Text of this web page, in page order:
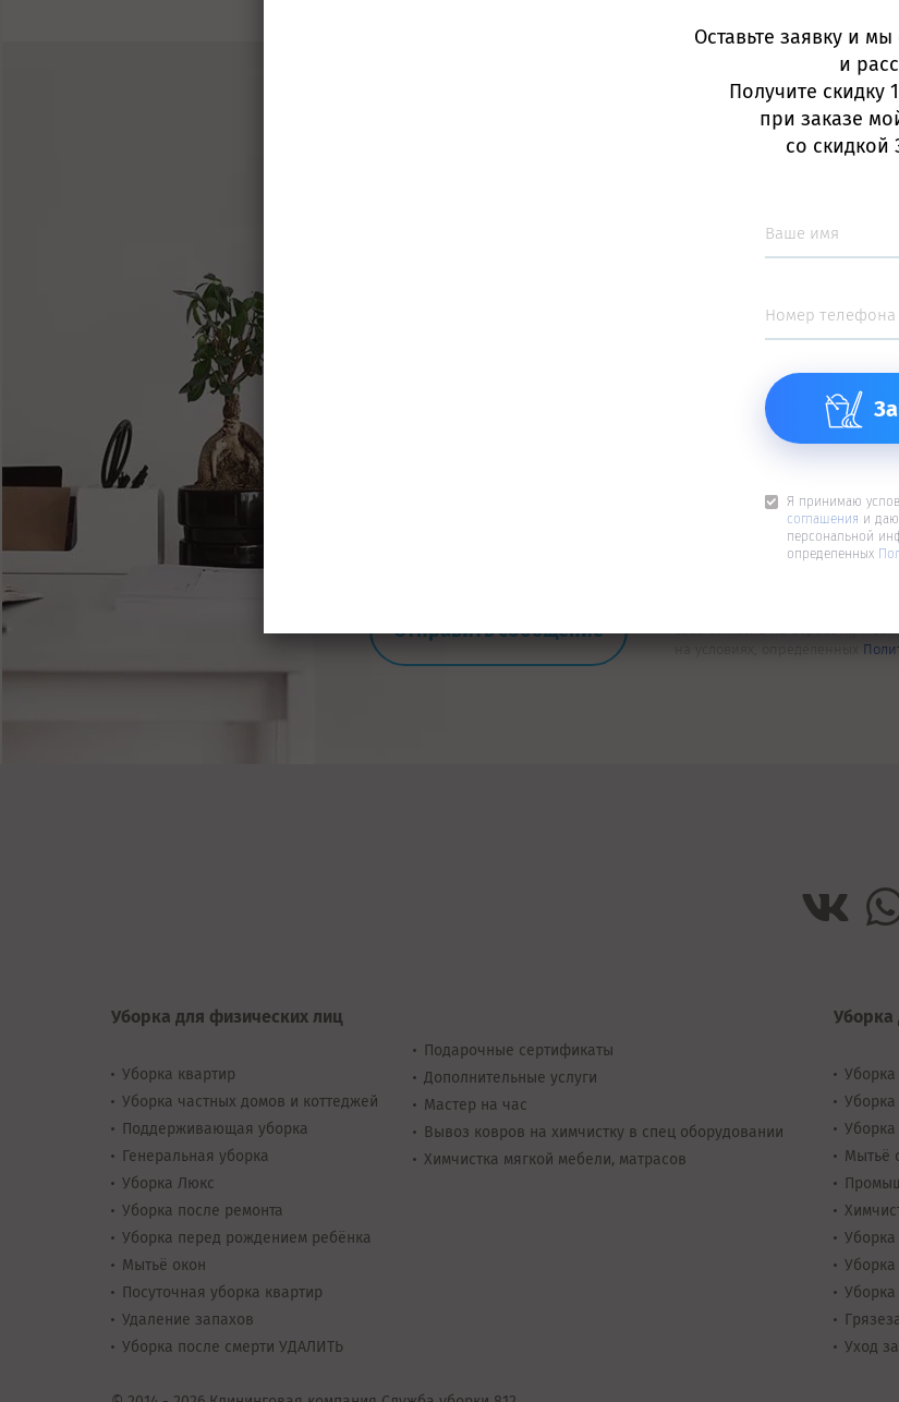
вопросы?
своё согласие на обработку
на условиях, определенных
Уборка для физических лиц
Уборка квартир
Уборка частных домов и коттеджей
Поддерживающая уборка
Генеральная уборка
Уборка Люкс
Уборка после ремонта
Уборка перед рождением ребёнка
Мытьё окон
Посуточная уборка квартир
Удаление запахов
Уборка после смерти УДАЛИТЬ
Подарочные сертификаты
Дополнительные услуги
Мастер на час
Вывоз ковров на химчистку в спец оборудовании
Химчистка мягкой мебели, матрасов
Уборка
Уборка
Мытьё
Уборка
Уборка
Уход
Оставьте заявку и
и
Получите скидку
при заказе
со скидкой
Я принимаю
соглашения и
персональной
определенных